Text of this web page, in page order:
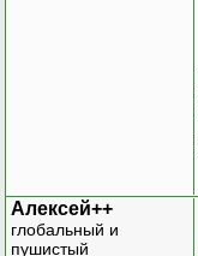
Алексей++
глобальный и
пушистый